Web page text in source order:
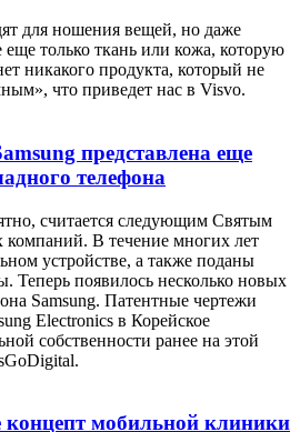
для ношения вещей, но даже
еще только ткань или кожа, которую
никакого продукта, который не
что приведет нас в Visvo.
представлена еще
телефона
считается следующим Святым
компаний. В течение многих лет
устройстве, а также поданы
Теперь появилось несколько новых
Samsung. Патентные чертежи
Electronics в Корейское
собственности ранее на этой
концепт мобильной клиники